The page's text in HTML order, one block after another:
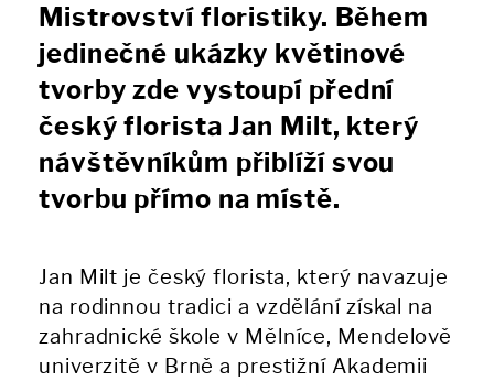
Mistrovství floristiky. Během
jedinečné ukázky květinové
tvorby zde vystoupí přední
český florista Jan Milt, který
návštěvníkům přiblíží svou
tvorbu přímo na místě.
Jan Milt je český florista, který navazuje
na rodinnou tradici a vzdělání získal na
zahradnické škole v Mělníce, Mendelově
univerzitě v Brně a prestižní Akademii